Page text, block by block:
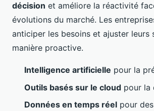
décision et améliore la réactivité
évolutions du marché. Les
anticiper les besoins et ajuster leurs
manière proactive.
Intelligence artificielle pour la
Outils basés sur le cloud pour la
Données en temps réel pour